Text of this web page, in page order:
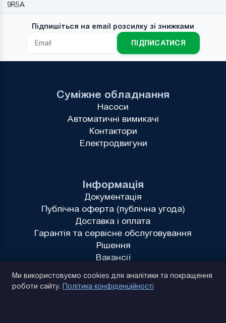
9R5A
Підпишіться на email розсилку зі знижками
ПІДПИСАТИСЯ
Інформація
Документація
Публічна оферта (публічна угода)
Доставка і оплата
Гарантія та сервісне обслуговування
Рішення
Вакансії
Суміжне обладнання
Насоси
Автоматичні вимикачі
Контактори
Електродвигуни
Ми використовуємо cookies для аналітики та покращення
роботи сайту. Політика конфіденційності